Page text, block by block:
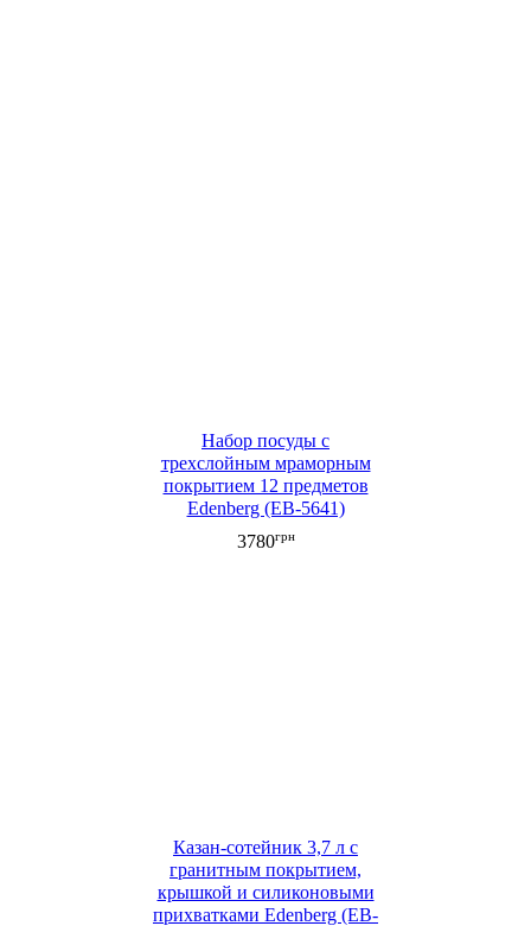
Набор посуды с
трехслойным мраморным
покрытием 12 предметов
Edenberg (EB-5641)
3780грн
Казан-сотейник 3,7 л с
гранитным покрытием,
крышкой и силиконовыми
прихватками Edenberg (EB-